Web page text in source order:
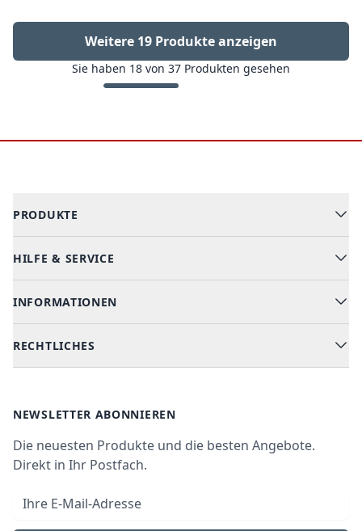
Weitere 19 Produkte anzeigen
Sie haben 18 von 37 Produkten gesehen
PRODUKTE
Alle Kategorien
Kühlen & Gefrieren
HILFE & SERVICE
Hilfe & FAQ
INFORMATIONEN
Über uns
RECHTLICHES
Datenschutz
Widerrufsrecht
Impressum
NEWSLETTER ABONNIEREN
Die neuesten Produkte und die besten Angebote.
Direkt in Ihr Postfach.
E-Mail-Adresse